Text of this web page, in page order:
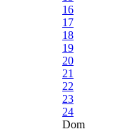
16
17
18
19
20
21
22
23
24
Dom